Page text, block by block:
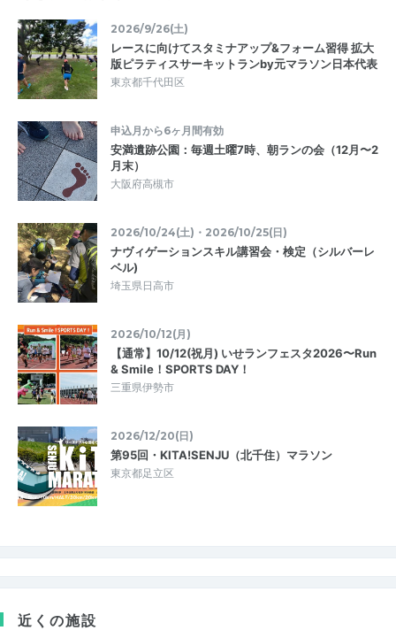
2026/9/26(土)
レースに向けてスタミナアップ&フォーム習得 拡大
版ピラティスサーキットランby元マラソン日本代表
東京都千代田区
申込月から6ヶ月間有効
安満遺跡公園：毎週土曜7時、朝ランの会（12月〜2
月末）
大阪府高槻市
2026/10/24(土)・2026/10/25(日)
ナヴィゲーションスキル講習会・検定（シルバーレ
ベル)
埼玉県日高市
2026/10/12(月)
【通常】10/12(祝月) いせランフェスタ2026〜Run
& Smile！SPORTS DAY！
三重県伊勢市
2026/12/20(日)
第95回・KITA!SENJU（北千住）マラソン
東京都足立区
近くの施設